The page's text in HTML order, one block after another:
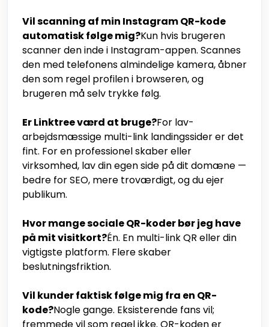
Vil scanning af min Instagram QR-kode
automatisk følge mig?Kun hvis brugeren
scanner den inde i Instagram-appen. Scannes
den med telefonens almindelige kamera, åbner
den som regel profilen i browseren, og
brugeren må selv trykke følg.
Er Linktree værd at bruge?For lav-
arbejdsmæssige multi-link landingssider er det
fint. For en professionel skaber eller
virksomhed, lav din egen side på dit domæne —
bedre for SEO, mere troværdigt, og du ejer
publikum.
Hvor mange sociale QR-koder bør jeg have
på mit visitkort?Én. En multi-link QR eller din
vigtigste platform. Flere skaber
beslutningsfriktion.
Vil kunder faktisk følge mig fra en QR-
kode?Nogle gange. Eksisterende fans vil;